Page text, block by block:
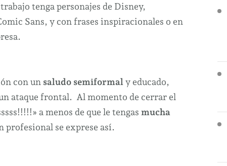
tenga personajes de Disney,
Sans, y con frases inspiracionales o en
con un saludo semiformal y educado,
ataque frontal. Al momento de cerrar el
a menos de que le tengas mucha
profesional se exprese así.